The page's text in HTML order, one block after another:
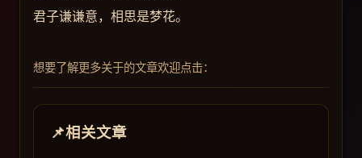
君子谦谦意，相思是梦花。
想要了解更多关于的文章欢迎点击：
相关文章